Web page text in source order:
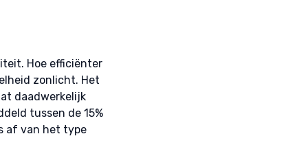
Hoe efficiënter
zonlicht. Het
daadwerkelijk
tussen de 15%
af van het type